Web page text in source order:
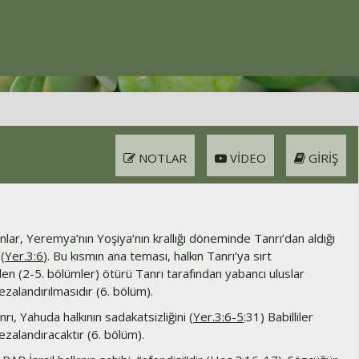
GIRIŞ
VIDEO
NOTLAR
Yeremya’nın Yoşiya’nın krallığı döneminde Tanrı’dan aldığı
Yer.3:6). Bu kısmın ana teması, halkın Tanrı’ya sırt
(2-5. bölümler) ötürü Tanrı tarafından yabancı uluslar
(6. bölüm).
Yahuda halkının sadakatsizliğini (Yer.3:6-5:31) Babilliler
(6. bölüm).